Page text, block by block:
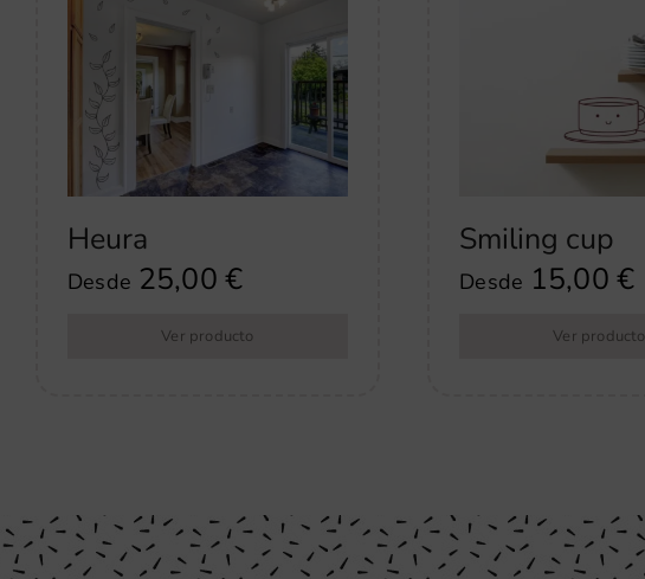
Heura
Desde 25,00€
Ver producto
Smiling cup
Desde 15,00€
Ver producto